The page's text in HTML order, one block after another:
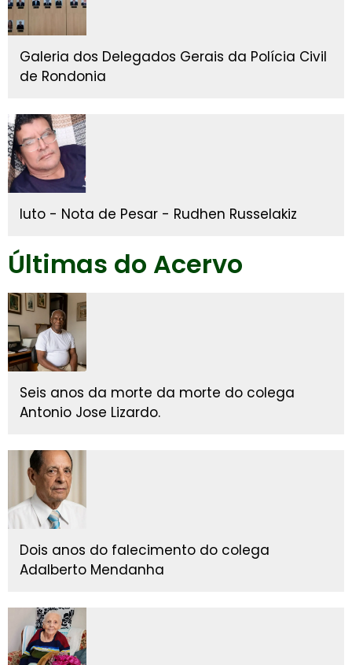
Galeria dos Delegados Gerais da Polícia Civil
de Rondonia
luto - Nota de Pesar - Rudhen Russelakiz
Últimas do Acervo
Seis anos da morte da morte do colega
Antonio Jose Lizardo.
Dois anos do falecimento do colega
Adalberto Mendanha